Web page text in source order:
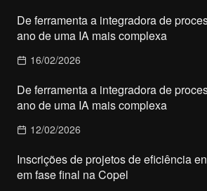
De ferramenta a integradora de
ano de uma IA mais complexa
16/02/2026
De ferramenta a integradora de
ano de uma IA mais complexa
12/02/2026
Inscrições de projetos de eficiência
em fase final na Copel